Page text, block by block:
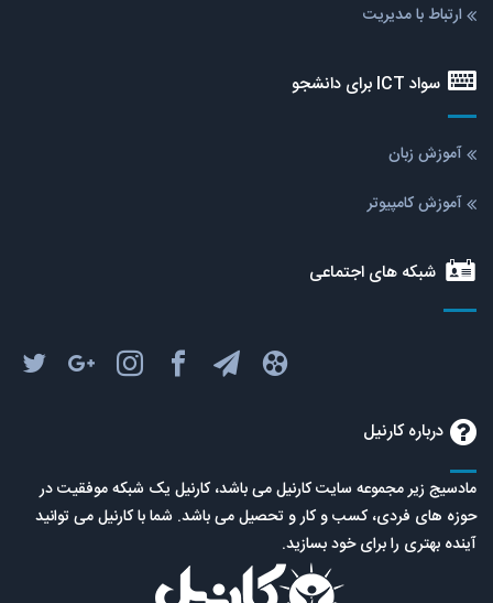
ارتباط با مدیریت
سواد ICT برای دانشجو
آموزش زبان
آموزش کامپیوتر
شبکه های اجتماعی
درباره کارنیل
مادسیج زیر مجموعه سایت کارنیل می باشد، کارنیل یک شبکه موفقیت در
حوزه های فردی، کسب و کار و تحصیل می باشد. شما با کارنیل می توانید
آینده بهتری را برای خود بسازید.